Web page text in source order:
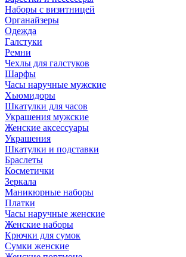
Наборы с визитницей
Органайзеры
Одежда
Галстуки
Ремни
Чехлы для галстуков
Шарфы
Часы наручные мужские
Хьюмидоры
Шкатулки для часов
Украшения мужские
Женские аксессуары
Украшения
Шкатулки и подставки
Браслеты
Косметички
Зеркала
Маникюрные наборы
Платки
Часы наручные женские
Женские наборы
Крючки для сумок
Сумки женские